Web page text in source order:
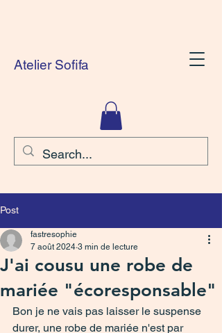
Atelier Sofifa
Post
J'ai cousu une robe de
mariée "écoresponsable"
fastresophie
7 août 2024 3 min de lecture
Bon je ne vais pas laisser le suspense
durer, une robe de mariée n'est par